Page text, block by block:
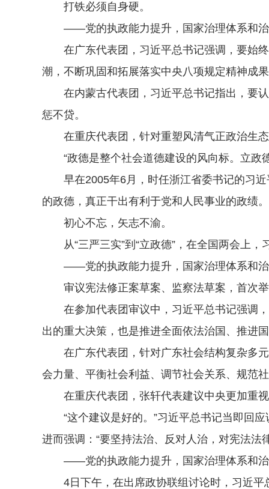
打铁必须自身硬。
——党的执政能力提升，国家治理体系和治
在广东代表团，习近平总书记强调，要始终
潮，不断巩固和拓展落实中央八项规定精神成果
在内蒙古代表团，习近平总书记指出，要认
惩不贷。
在重庆代表团，针对重塑风清气正政治生态
“政德是整个社会道德建设的风向标。立政
早在2005年6月，时任浙江省委书记的习近
的政德，真正干出有利于党和人民事业的政绩。
初心不忘，矢志不渝。
从“三严三实”到“立政德”，在全国两会上，
——党的执政能力提升，国家治理体系和治
审议宪法修正案草案、监察法草案，首次
在参加代表团审议中，习近平总书记强调，
出的重大决策，也是推进全面依法治国、推进
在广东代表团，针对广东社会结构复杂多元
会力量、平衡社会利益、调节社会关系、规范
在重庆代表团，张轩代表建议中央更加重视
“这个建议是好的。”习近平总书记当即回应
进而强调：“要坚持法治、反对人治，对宪法
——党的执政能力提升，国家治理体系和治
4日下午，在出席政协联组讨论时，习近平